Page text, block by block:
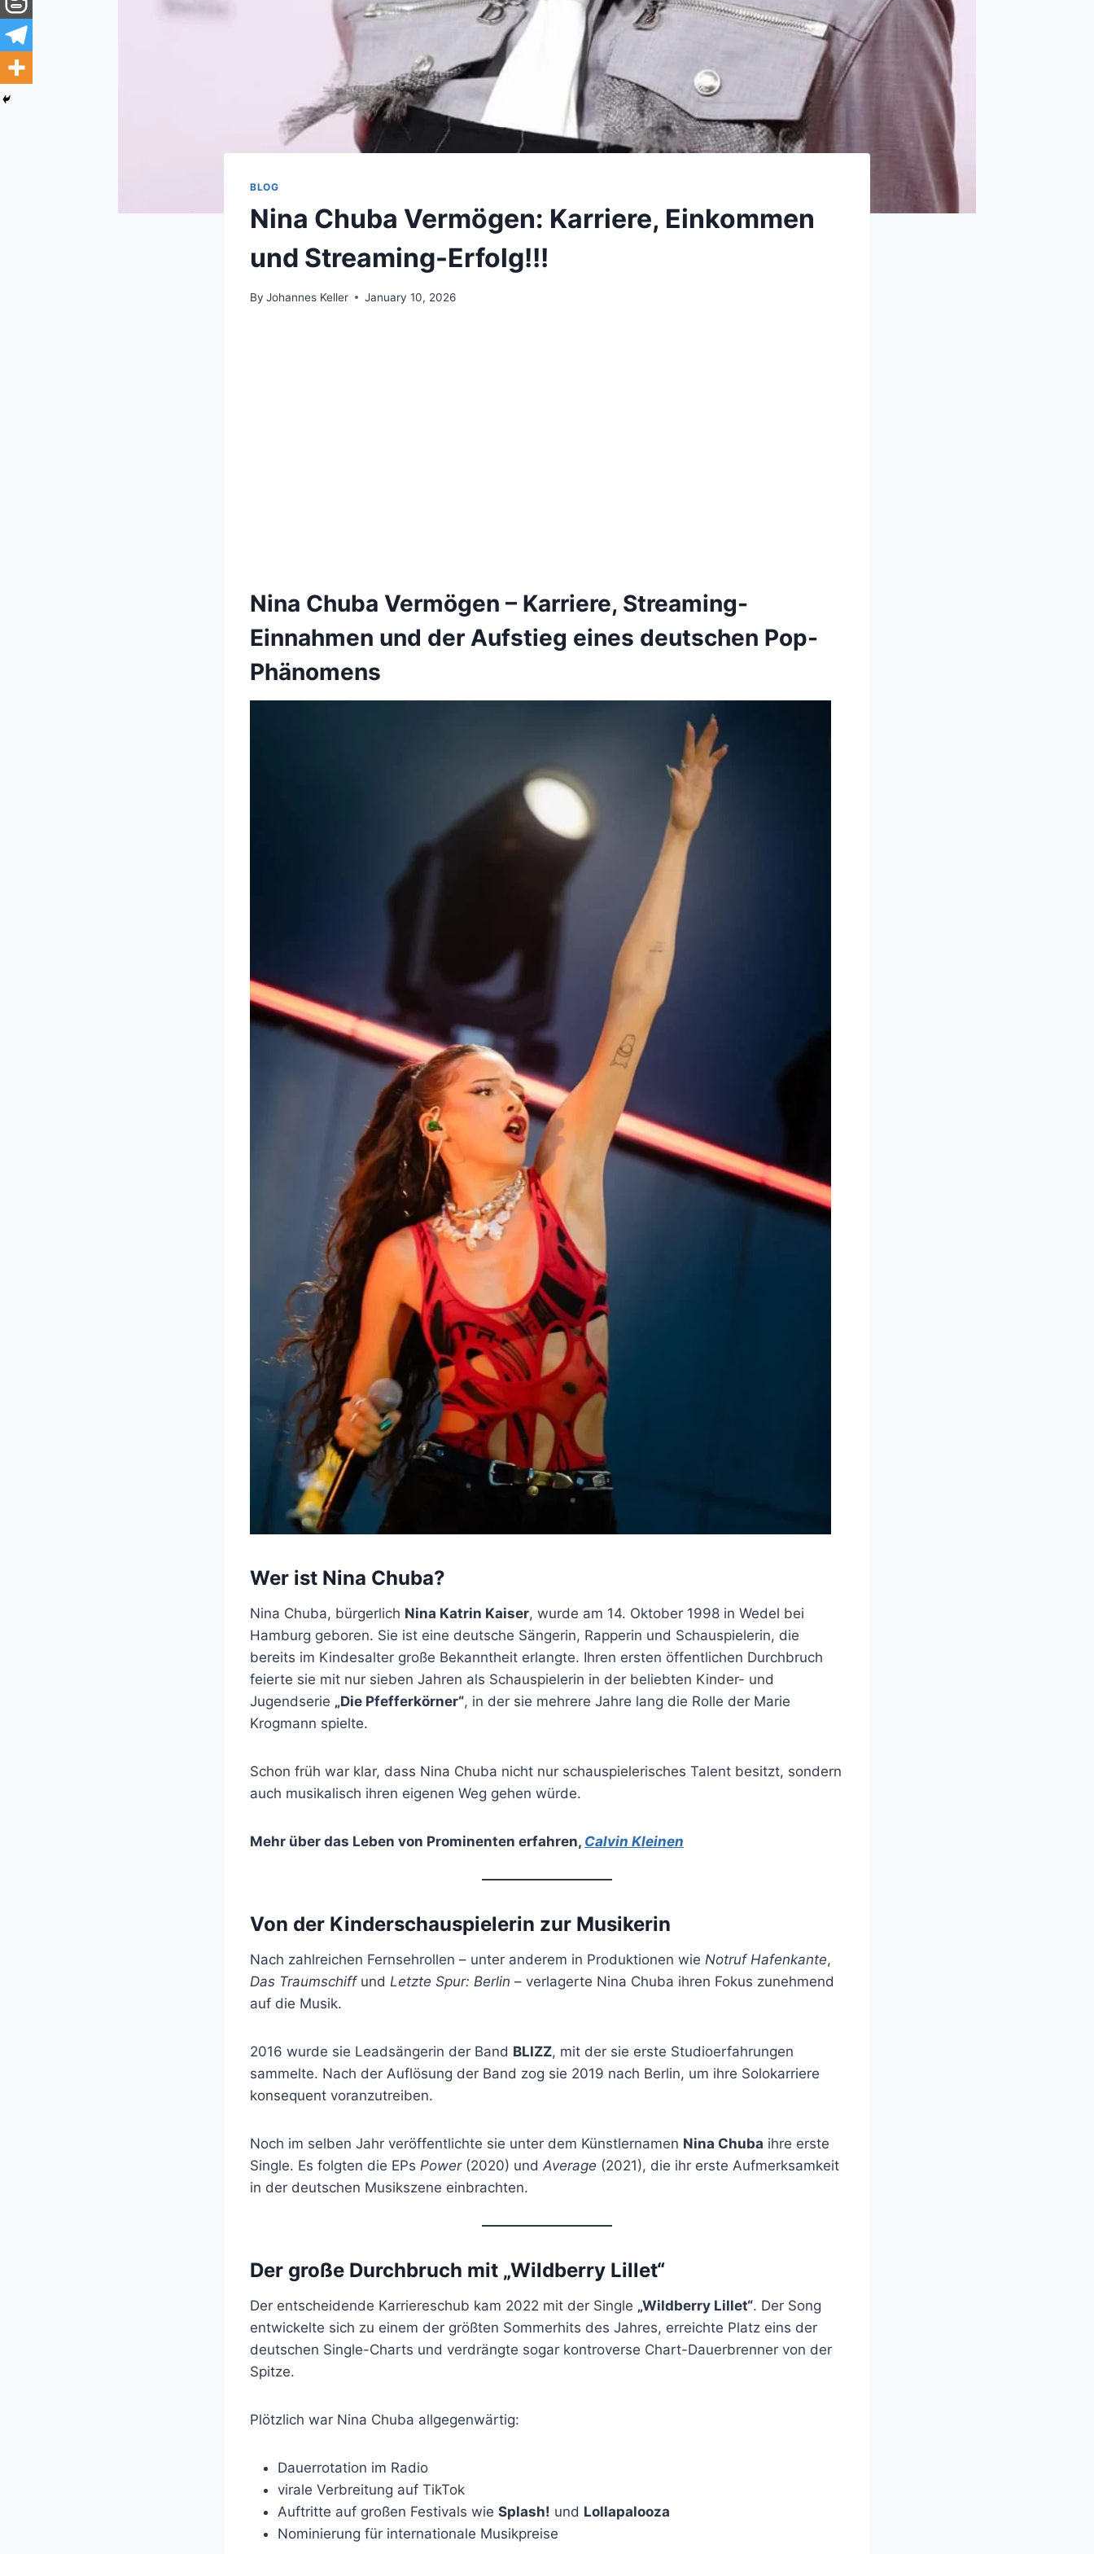
BLOG
Nina Chuba Vermögen: Karriere, Einkommen
und Streaming-Erfolg!!!
By Johannes Keller January 10, 2026
Nina Chuba Vermögen – Karriere, Streaming-
Einnahmen und der Aufstieg eines deutschen Pop-
Phänomens
Wer ist Nina Chuba?
Nina Chuba, bürgerlich Nina Katrin Kaiser, wurde am 14. Oktober 1998 in Wedel bei
Hamburg geboren. Sie ist eine deutsche Sängerin, Rapperin und Schauspielerin, die
bereits im Kindesalter große Bekanntheit erlangte. Ihren ersten öffentlichen Durchbruch
feierte sie mit nur sieben Jahren als Schauspielerin in der beliebten Kinder- und
Jugendserie „Die Pfefferkörner“, in der sie mehrere Jahre lang die Rolle der Marie
Krogmann spielte.
Schon früh war klar, dass Nina Chuba nicht nur schauspielerisches Talent besitzt, sondern
auch musikalisch ihren eigenen Weg gehen würde.
Mehr über das Leben von Prominenten erfahren, Calvin Kleinen
Von der Kinderschauspielerin zur Musikerin
Nach zahlreichen Fernsehrollen – unter anderem in Produktionen wie Notruf Hafenkante,
Das Traumschiffund Letzte Spur: Berlin – verlagerte Nina Chuba ihren Fokus zunehmend
auf die Musik.
2016 wurde sie Leadsängerin der Band BLIZZ, mit der sie erste Studioerfahrungen
sammelte. Nach der Auflösung der Band zog sie 2019 nach Berlin, um ihre Solokarriere
konsequent voranzutreiben.
Noch im selben Jahr veröffentlichte sie unter dem Künstlernamen Nina Chuba ihre erste
Single. Es folgten die EPs Power(2020) und Average (2021), die ihr erste Aufmerksamkeit
in der deutschen Musikszene einbrachten.
Der große Durchbruch mit „Wildberry Lillet“
Der entscheidende Karriereschub kam 2022 mit der Single „Wildberry Lillet“. Der Song
entwickelte sich zu einem der größten Sommerhits des Jahres, erreichte Platz eins der
deutschen Single-Charts und verdrängte sogar kontroverse Chart-Dauerbrenner von der
Spitze.
Plötzlich war Nina Chuba allgegenwärtig:
Dauerrotation im Radio
virale Verbreitung auf TikTok
Auftritte auf großen Festivals wie Splash! und Lollapalooza
Nominierung für internationale Musikpreise